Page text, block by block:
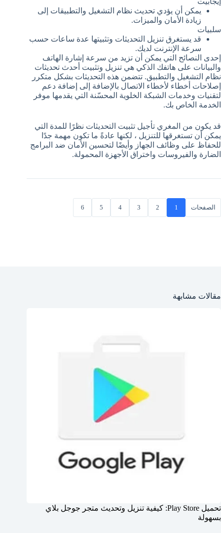
يمكن أن يؤدي تحديث نظام التشغيل والتطبيقات إلى
زيادة الأمان والميزات.
سلبيات
قد يستغرق تنزيل التحديثات وتثبيتها عدة ساعات حسب
سرعة الإنترنت لديك.
إحدى النصائح التي يمكن أن تزيد من سرعة إشارة الهاتف
والبيانات على هاتفك الذكي هي تنزيل وتثبيت أحدث تحديثات
نظام التشغيل والتطبيق. تتضمن هذه التحديثات بشكل متكرر
إصلاحات أخطاء لأخطاء الاتصال بالإضافة إلى إضافة دعم
لتقنيات وخدمات الشبكة الخلوية المحسّنة التي يقدمها موفر
الخدمة الخاص بك.
قد يكون من المغري تأجيل تثبيت التحديثات نظرًا للمدة التي
يمكن أن تستغرقها للتنزيل ، لكنها عادةً ما تكون مهمة جدًا
للحفاظ على وظائف الجهاز وأيضًا لتحسين الأمان ضد البرامج
الضارة والفيروسات واختراق الأجهزة المحمولة.
الصفحات 1
2
3
4
5
6
مقالات مشابهة
تحميل Play Store: كيفية تنزيل وتحديث متجر جوجل بلاي
بسهولة